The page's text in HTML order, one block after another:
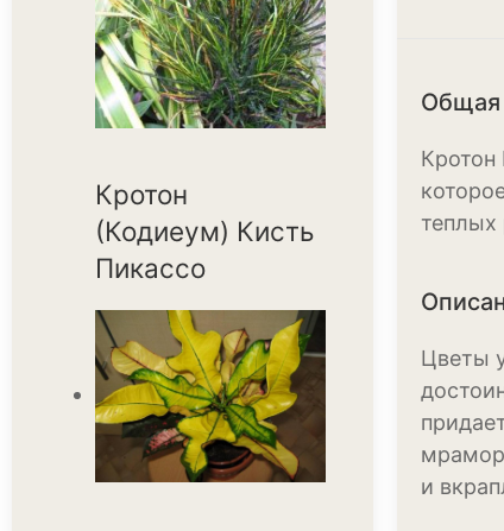
Кротон
(Кодиеум) Кисть
Пикассо
Общая
Кротон
теплых
Цветы
и